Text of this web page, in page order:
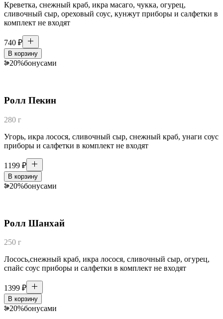
Креветка, снежный краб, икра масаго, чукка, огурец,
сливочный сыр, ореховый соус, кунжут приборы и салфетки в
комплект не входят
740 ₽
В корзину
20%бонусами
Ролл Пекин
280 г
Угорь, икра лосося, сливочный сыр, снежный краб, унаги соус
приборы и салфетки в комплект не входят
1199 ₽
В корзину
20%бонусами
Ролл Шанхай
250 г
Лосось,снежный краб, икра лосося, сливочный сыр, огурец,
спайс соус приборы и салфетки в комплект не входят
1399 ₽
В корзину
20%бонусами